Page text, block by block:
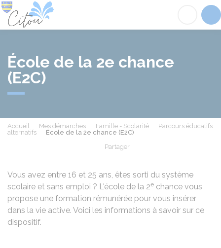
École de la 2e chance
(E2C)
Accueil Mes démarches Famille - Scolarité
Parcours éducatifs
alternatifs
École de la 2e chance (E2C)
Partager
Vous avez entre 16 et 25 ans, êtes sorti du système
scolaire et sans emploi ? L'école de la 2e chance vous
propose une formation rémunérée pour vous insérer
dans la vie active. Voici les informations à savoir sur ce
dispositif.